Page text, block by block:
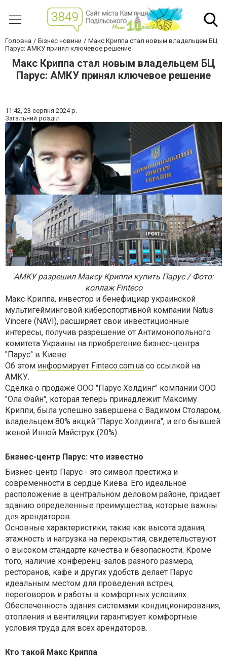
Головна Бізнес новини
Макс Криппа стал новым владельцем БЦ
Парус: АМКУ принял ключевое решение
Макс Криппа стал новым владельцем БЦ
Парус: АМКУ принял ключевое решение
11:42, 23 серпня 2024 р.
Загальний розділ
АМКУ разрешил Максу Криппи купить Парус / Фото:
коллаж Finteco
Макс Криппа, инвестор и бенефициар украинской
мультигейминговой киберспортивной компании Natus
Vincere (NAVI), расширяет свои инвестиционные
интересы, получив разрешение от Антимонопольного
комитета Украины на приобретение бизнес-центра
"Парус" в Киеве.
Об этом информирует Finteco.com.ua со ссылкой на
АМКУ.
Сделка о продаже ООО "Парус Холдинг" компании ООО
"Ола Файн", которая теперь принадлежит Максиму
Криппи, была успешно завершена с Вадимом Столаром,
владельцем 80% акций "Парус Холдинга", и его бывшей
женой Инной Майструк (20%).
Бизнес-центр Парус: что известно
Бизнес-центр Парус - это символ престижа и
современности в сердце Киева. Его идеальное
расположение в центральном деловом районе, придает
зданию определенные преимущества, которые важны
для арендаторов.
Основные характеристики, такие как высота здания,
этажность и нагрузка на перекрытия, свидетельствуют
о высоком стандарте качества и безопасности. Кроме
того, наличие конференц-залов разного размера,
ресторанов, кафе и других удобств делает Парус
идеальным местом для проведения встреч,
переговоров и работы в комфортных условиях.
Обеспеченность здания системами кондиционирования,
отопления и вентиляции гарантирует комфортные
условия труда для всех арендаторов.
Кто такой Макс Криппа